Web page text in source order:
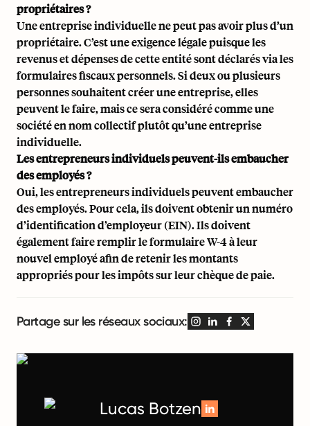
propriétaires ?
Une entreprise individuelle ne peut pas avoir plus d’un
propriétaire. C’est une exigence légale puisque les
revenus et dépenses de cette entité sont déclarés via les
formulaires fiscaux personnels. Si deux ou plusieurs
personnes souhaitent créer une entreprise, elles
peuvent le faire, mais ce sera considéré comme une
société en nom collectif plutôt qu’une entreprise
individuelle.
Les entrepreneurs individuels peuvent-ils embaucher
des employés ?
Oui, les entrepreneurs individuels peuvent embaucher
des employés. Pour cela, ils doivent obtenir un numéro
d’identification d’employeur (EIN). Ils doivent
également faire remplir le formulaire W-4 à leur
nouvel employé afin de retenir les montants
appropriés pour les impôts sur leur chèque de paie.
Partage sur les réseaux sociaux:
Lucas Botzen